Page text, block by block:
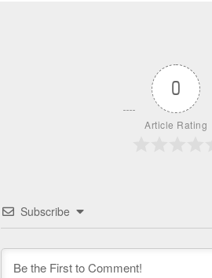
0
Article Rating
Subscribe